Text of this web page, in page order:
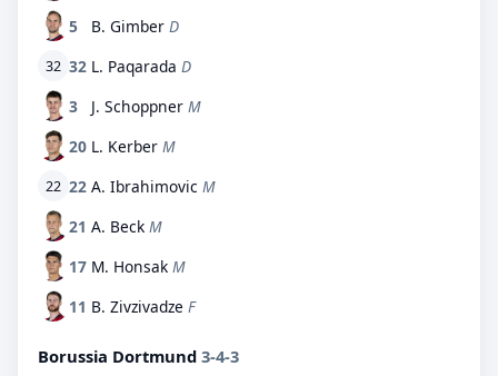
5
B. Gimber D
32 32 L. Paqarada D
3
J. Schoppner M
20 L. Kerber M
22 22 A. Ibrahimovic M
21 A. Beck M
17 M. Honsak M
11 B. Zivzivadze F
Borussia Dortmund 3-4-3